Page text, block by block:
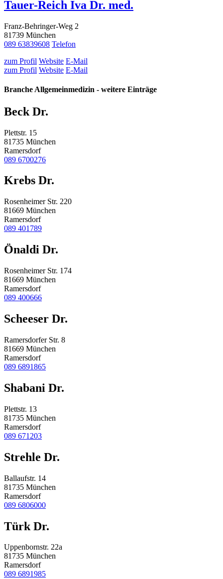
Tauer-Reich Iva Dr. med.
Franz-Behringer-Weg 2
81739 München
089 63839608 Telefon
zum Profil Website E-Mail
zum Profil Website E-Mail
Branche Allgemeinmedizin - weitere Einträge
Beck Dr.
Plettstr. 15
81735 München
Ramersdorf
089 6700276
Krebs Dr.
Rosenheimer Str. 220
81669 München
Ramersdorf
089 401789
Önaldi Dr.
Rosenheimer Str. 174
81669 München
Ramersdorf
089 400666
Scheeser Dr.
Ramersdorfer Str. 8
81669 München
Ramersdorf
089 6891865
Shabani Dr.
Plettstr. 13
81735 München
Ramersdorf
089 671203
Strehle Dr.
Ballaufstr. 14
81735 München
Ramersdorf
089 6806000
Türk Dr.
Uppenbornstr. 22a
81735 München
Ramersdorf
089 6891985